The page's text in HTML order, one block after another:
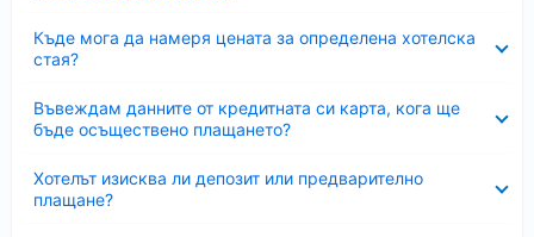
Къде мога да намеря цената за определена хотелска
стая?
Въвеждам данните от кредитната си карта, кога ще
бъде осъществено плащането?
Хотелът изисква ли депозит или предварително
плащане?